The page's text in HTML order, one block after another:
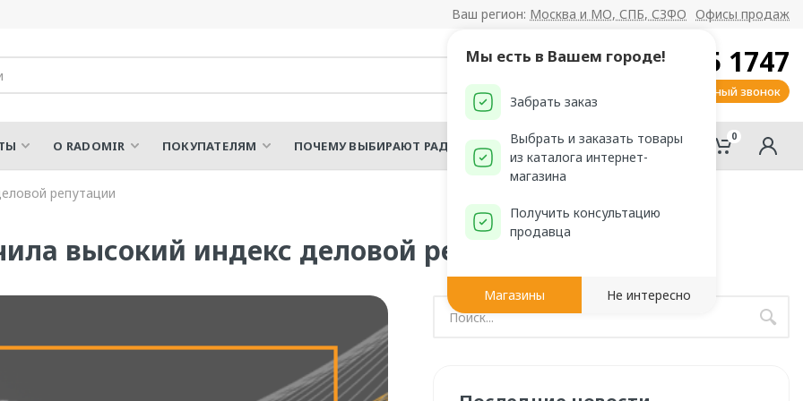
Ваш регион: Москва и МО, СПБ, СЗФО Офисы продаж
8 800 555 1747
Заказать обратный звонок
О RADOMIR ПОКУПАТЕЛЯМ ПОЧЕМУ ВЫБИРАЮТ РАДОМИР?
0
репутации
высокий индекс деловой репутации
Мы есть в Вашем городе!
Забрать заказ
Выбрать и заказать товары
из каталога интернет-
магазина
Получить консультацию
продавца
Магазины Не интересно